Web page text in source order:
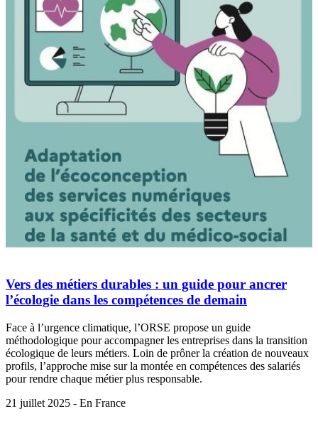
Vers des métiers durables : un guide pour ancrer
l’écologie dans les compétences de demain
Face à l’urgence climatique, l’ORSE propose un guide
méthodologique pour accompagner les entreprises dans la transition
écologique de leurs métiers. Loin de prôner la création de nouveaux
profils, l’approche mise sur la montée en compétences des salariés
pour rendre chaque métier plus responsable.
21 juillet 2025 - En France